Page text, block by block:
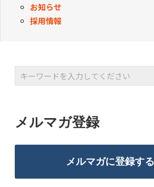
お知らせ
採用情報
メルマガ登録
メルマガに登録する